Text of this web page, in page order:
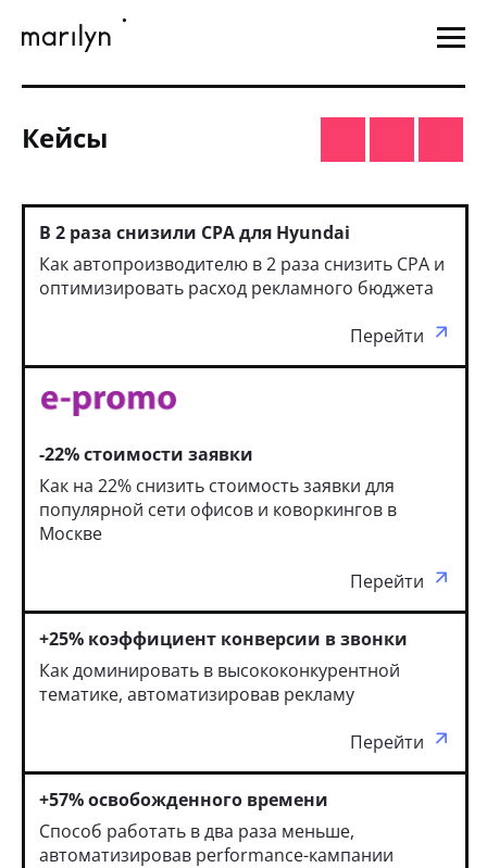
Кейсы
В 2 раза снизили CPA для Hyundai
Как автопроизводителю в 2 раза снизить CPA и
оптимизировать расход рекламного бюджета
Перейти
-22% стоимости заявки
Как на 22% снизить стоимость заявки для
популярной сети офисов и коворкингов в
Москве
Перейти
+25% коэффициент конверсии в звонки
Как доминировать в высококонкурентной
тематике, автоматизировав рекламу
Перейти
+57% освобожденного времени
Способ работать в два раза меньше,
автоматизировав performance-кампании